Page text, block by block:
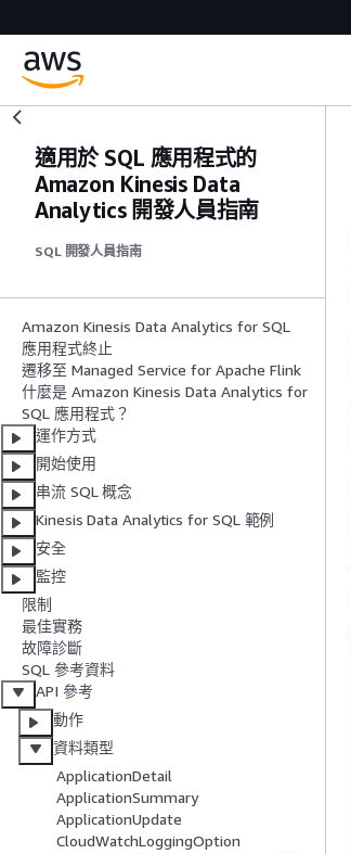
適用於 SQL 應用程式的
Amazon Kinesis Data
Analytics 開發人員指南
SQL 開發人員指南
Amazon Kinesis Data Analytics for SQL
應用程式終止
遷移至 Managed Service for Apache Flink
什麼是 Amazon Kinesis Data Analytics for
SQL 應用程式？
運作方式
開始使用
串流 SQL 概念
Kinesis Data Analytics for SQL 範例
安全
監控
限制
最佳實務
故障診斷
SQL 參考資料
API 參考
動作
資料類型
ApplicationDetail
ApplicationSummary
ApplicationUpdate
CloudWatchLoggingOption